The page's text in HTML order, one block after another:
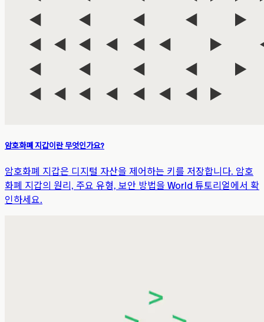
암호화폐 지갑이란 무엇인가요?
암호화폐 지갑은 디지털 자산을 제어하는 키를 저장합니다. 암호
화폐 지갑의 원리, 주요 유형, 보안 방법을 World 튜토리얼에서 확
인하세요.